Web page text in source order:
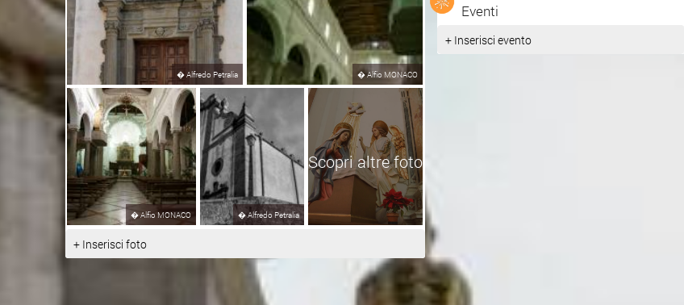
�Alfredo Petralia �Alfio MONACO
�Alfio MONACO �Alfredo Petralia
Scopri altre foto
+ Inserisci foto
Eventi
+ Inserisci evento